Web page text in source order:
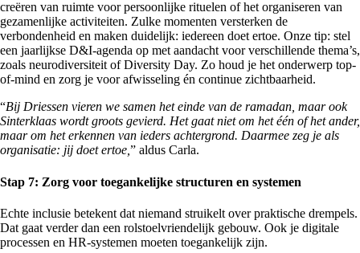
creëren van ruimte voor persoonlijke rituelen of het organiseren van
gezamenlijke activiteiten. Zulke momenten versterken de
verbondenheid en maken duidelijk: iedereen doet ertoe. Onze tip: stel
een jaarlijkse D&I-agenda op met aandacht voor verschillende thema’s,
zoals neurodiversiteit of Diversity Day. Zo houd je het onderwerp top-
of-mind en zorg je voor afwisseling én continue zichtbaarheid.
“Bij Driessen vieren we samen het einde van de ramadan, maar ook
Sinterklaas wordt groots gevierd. Het gaat niet om het één of het ander,
maar om het erkennen van ieders achtergrond. Daarmee zeg je als
organisatie: jij doet ertoe, ” aldus Carla.
Stap 7: Zorg voor toegankelijke structuren en systemen
Echte inclusie betekent dat niemand struikelt over praktische drempels.
Dat gaat verder dan een rolstoelvriendelijk gebouw. Ook je digitale
processen en HR-systemen moeten toegankelijk zijn.